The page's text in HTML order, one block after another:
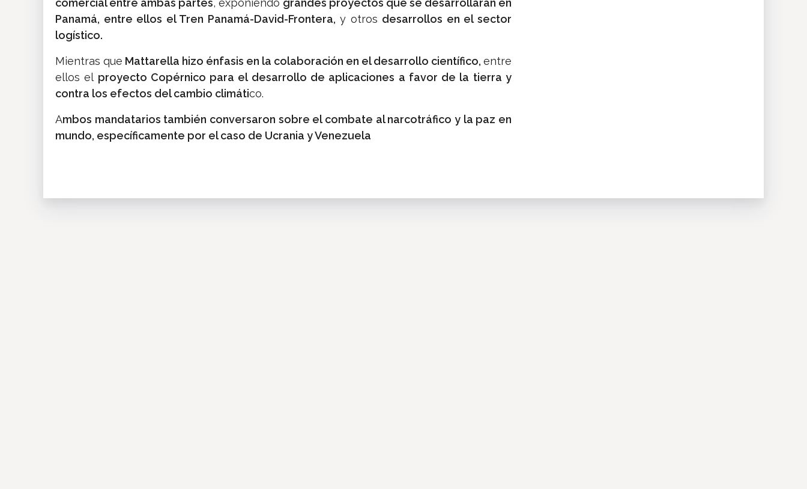
comercial entre ambas partes, exponiendo grandes proyectos que se desarrollarán en
Panamá, entre ellos el Tren Panamá-David-Frontera, y otros desarrollos en el sector
logístico.
Mientras que Mattarella hizo énfasis en la colaboración en el desarrollo científico, entre
ellos el proyecto Copérnico para el desarrollo de aplicaciones a favor de la tierra y
contra los efectos del cambio climático.
Ambos mandatarios también conversaron sobre el combate al narcotráfico y la paz en
mundo, específicamente por el caso de Ucrania y Venezuela